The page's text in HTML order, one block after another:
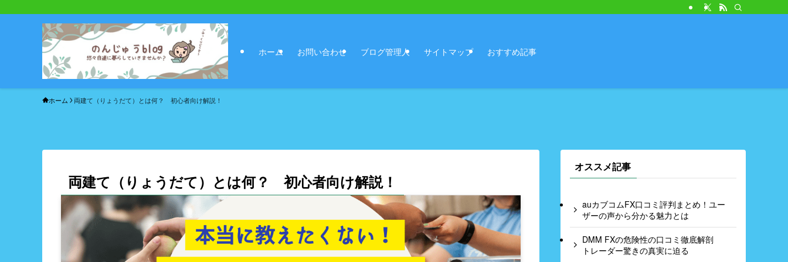
ホーム お問い合わせ ブログ管理人 サイトマップ おすすめ記事
ホーム 両建て（りょうだて）とは何？ 初心者向け解説！
両建て（りょうだて）とは何？ 初心者向け解説！
オススメ記事
auカブコムFX口コミ評判まとめ！ユー
ザーの声から分かる魅力とは
DMM FXの危険性の口コミ徹底解剖
トレーダー驚きの真実に迫る